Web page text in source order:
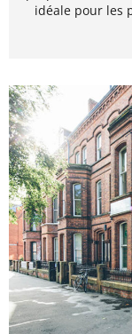
idéale pour les